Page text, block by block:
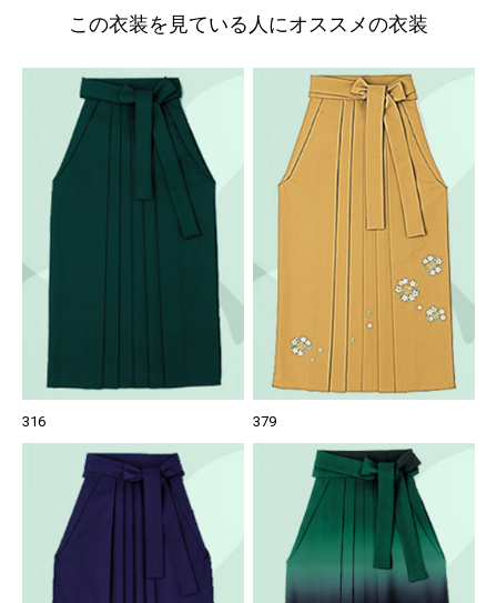
この衣装を見ている人にオススメの衣装
316 379